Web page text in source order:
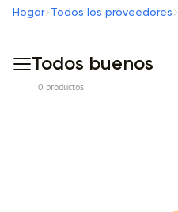
Hogar Todos los proveedores
Todos buenos
0 productos